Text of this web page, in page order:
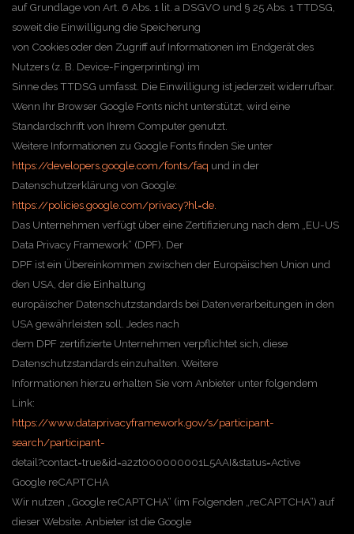
auf Grundlage von Art. 6 Abs. 1 lit. a DSGVO und § 25 Abs. 1 TTDSG,
soweit die Einwilligung die Speicherung
von Cookies oder den Zugriff auf Informationen im Endgerät des
Nutzers (z. B. Device-Fingerprinting) im
Sinne des TTDSG umfasst. Die Einwilligung ist jederzeit widerrufbar.
Wenn Ihr Browser Google Fonts nicht unterstützt, wird eine
Standardschrift von Ihrem Computer genutzt.
Weitere Informationen zu Google Fonts finden Sie unter
https://developers.google.com/fonts/faq und in der
Datenschutzerklärung von Google:
https://policies.google.com/privacy?hl=de.
Das Unternehmen verfügt über eine Zertifizierung nach dem „EU-US
Data Privacy Framework“ (DPF). Der
DPF ist ein Übereinkommen zwischen der Europäischen Union und
den USA, der die Einhaltung
europäischer Datenschutzstandards bei Datenverarbeitungen in den
USA gewährleisten soll. Jedes nach
dem DPF zertifizierte Unternehmen verpflichtet sich, diese
Datenschutzstandards einzuhalten. Weitere
Informationen hierzu erhalten Sie vom Anbieter unter folgendem
Link:
https://www.dataprivacyframework.gov/s/participant-
search/participant-
detail?contact=true&id=a2zt000000001L5AAI&status=Active
Google reCAPTCHA
Wir nutzen „Google reCAPTCHA“ (im Folgenden „reCAPTCHA“) auf
dieser Website. Anbieter ist die Google